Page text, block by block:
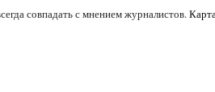
совпадать с мнением журналистов.